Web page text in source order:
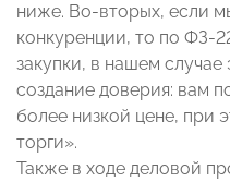
ниже. Во-вторых, если
конкуренции, то по ФЗ-
закупки, в нашем
создание доверия: вам
более низкой цене, при
торги».
Также в ходе деловой